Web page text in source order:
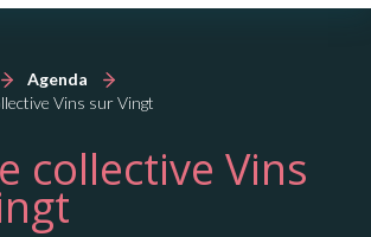
Agenda
Vins sur Vingt
collective Vins